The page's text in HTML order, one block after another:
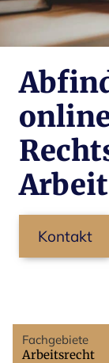
Kontakt
Fachgebiete
Arbeitsrecht